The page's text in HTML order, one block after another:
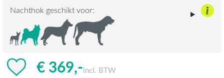
Nachthok geschikt voor:
€ 369,-incl. BTW